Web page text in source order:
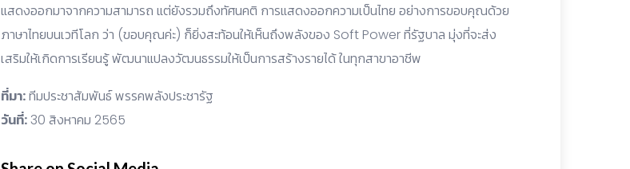
แสดงออกมาจากความสามารถ แต่ยังรวมถึงทัศนคติ การแสดงออกความเป็นไทย อย่างการขอบคุณด้วย
ภาษาไทยบนเวทีโลก ว่า (ขอบคุณค่ะ) ก็ยิ่งสะท้อนให้เห็นถึงพลังของ Soft Power ที่รัฐบาล มุ่งที่จะส่ง
เสริมให้เกิดการเรียนรู้ พัฒนาแปลงวัฒนธรรมให้เป็นการสร้างรายได้ ในทุกสาขาอาชีพ
ที่มา:ทีมประชาสัมพันธ์ พรรคพลังประชารัฐ
วันที่:30 สิงหาคม 2565